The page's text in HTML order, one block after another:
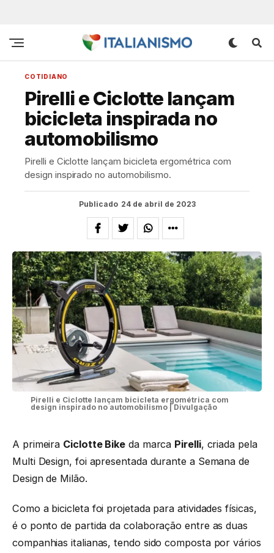
COTIDIANO
Pirelli e Ciclotte lançam
bicicleta inspirada no
automobilismo
Pirelli e Ciclotte lançam bicicleta ergométrica com
design inspirado no automobilismo.
Publicado 24 de abril de 2023
Pirelli e Ciclotte lançam bicicleta ergométrica com
design inspirado no automobilismo | Divulgação
A primeira Ciclotte Bike da marca Pirelli, criada pela
Multi Design, foi apresentada durante a Semana de
Design de Milão.
Como a bicicleta foi projetada para atividades físicas,
é o ponto de partida da colaboração entre as duas
companhias italianas, tendo sido composta por vários